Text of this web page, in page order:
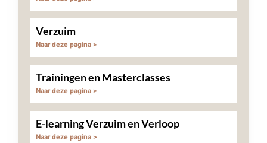
Verzuim
Naar deze pagina >
Trainingen en Masterclasses
Naar deze pagina >
E-learning Verzuim en Verloop
Naar deze pagina >